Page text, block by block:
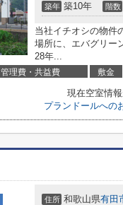
築年 築10年 階数
当社イチオシの物件
場所に、エバグリー
28年...
管理費・共益費 敷金
現在空室情報
プランドールへの
住所 和歌山県有田